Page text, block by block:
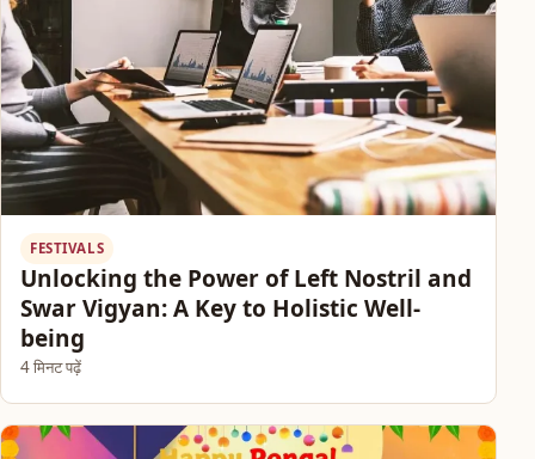
FESTIVALS
Unlocking the Power of Left Nostril and
Swar Vigyan: A Key to Holistic Well-
being
4 मिनट पढ़ें